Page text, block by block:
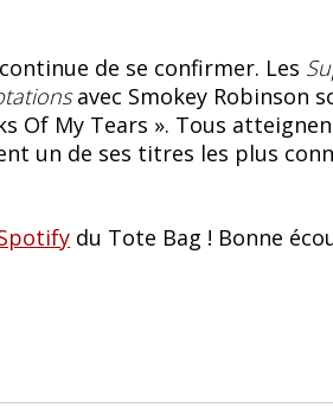
de se confirmer. Les
avec Smokey Robinson
Of My Tears ». Tous
un de ses titres les plus
du Tote Bag ! Bonne